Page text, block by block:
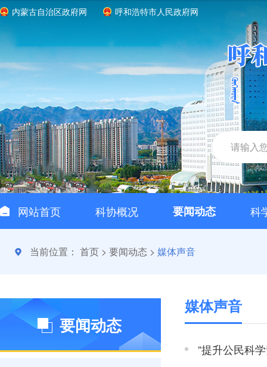
内蒙古自治区政府网 呼和浩特市人民政府网
网站首页 科协概况 要闻动态 科
当前位置： 首页 > 要闻动态 > 媒体声音
要闻动态
媒体声音
“提升公民科